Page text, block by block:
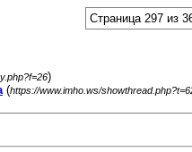
Страница 297 из
)
(https://www.imho.ws/